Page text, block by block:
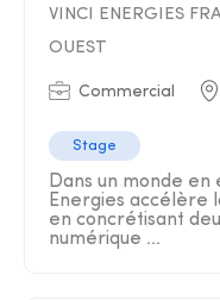
VINCI ENERGIES
OUEST
Commercial
Stage
Dans un monde en
Energies accélère
en concrétisant
numérique ...